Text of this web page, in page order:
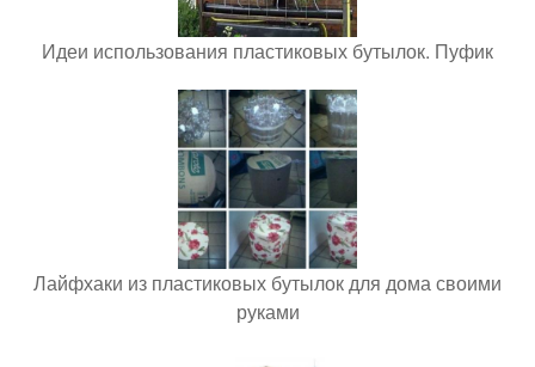
Идеи использования пластиковых бутылок. Пуфик
Лайфхаки из пластиковых бутылок для дома своими
руками